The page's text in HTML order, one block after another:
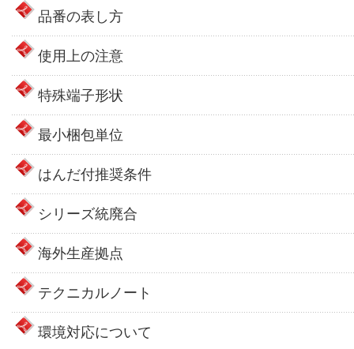
品番の表し方
使用上の注意
特殊端子形状
最小梱包単位
はんだ付推奨条件
シリーズ統廃合
海外生産拠点
テクニカルノート
環境対応について